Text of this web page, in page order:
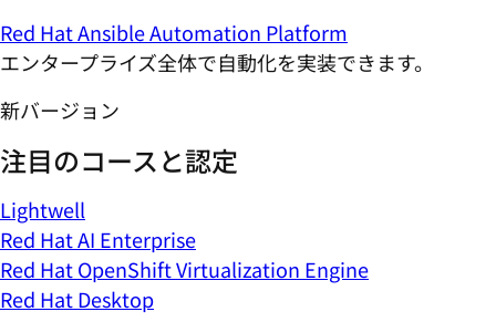
Red Hat Ansible Automation Platform
エンタープライズ全体で自動化を実装できます。
新バージョン
注目のコースと認定
Lightwell
Red Hat AI Enterprise
Red Hat OpenShift Virtualization Engine
Red Hat Desktop